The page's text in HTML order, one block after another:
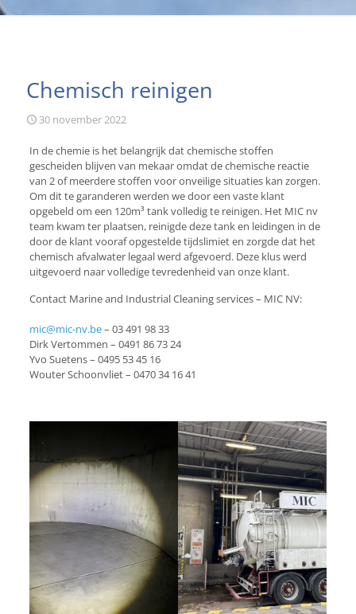
Chemisch reinigen
30 november 2022
In de chemie is het belangrijk dat chemische stoffen
gescheiden blijven van mekaar omdat de chemische reactie
van 2 of meerdere stoffen voor onveilige situaties kan zorgen.
Om dit te garanderen werden we door een vaste klant
opgebeld om een 120m³ tank volledig te reinigen. Het MIC nv
team kwam ter plaatsen, reinigde deze tank en leidingen in de
door de klant vooraf opgestelde tijdslimiet en zorgde dat het
chemisch afvalwater legaal werd afgevoerd. Deze klus werd
uitgevoerd naar volledige tevredenheid van onze klant.
Contact Marine and Industrial Cleaning services – MIC NV:
mic@mic-nv.be– 03 491 98 33
Dirk Vertommen – 0491 86 73 24
Yvo Suetens – 0495 53 45 16
Wouter Schoonvliet – 0470 34 16 41